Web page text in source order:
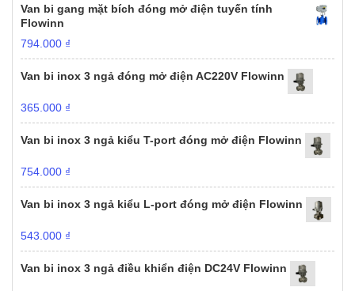
Van bi gang mặt bích đóng mở điện tuyến tính
Flowinn
794.000 ₫
Van bi inox 3 ngả đóng mở điện AC220V Flowinn
365.000 ₫
Van bi inox 3 ngả kiểu T-port đóng mở điện Flowinn
754.000 ₫
Van bi inox 3 ngả kiểu L-port đóng mở điện Flowinn
543.000 ₫
Van bi inox 3 ngả điều khiển điện DC24V Flowinn